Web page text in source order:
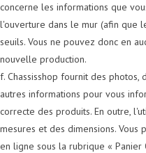
concerne les informations que
l'ouverture dans le mur (afin que
seuils. Vous ne pouvez donc en
nouvelle production.
f. Chassisshop fournit des
autres informations pour vous
correcte des produits. En outre,
mesures et des dimensions.
en ligne sous la rubrique «